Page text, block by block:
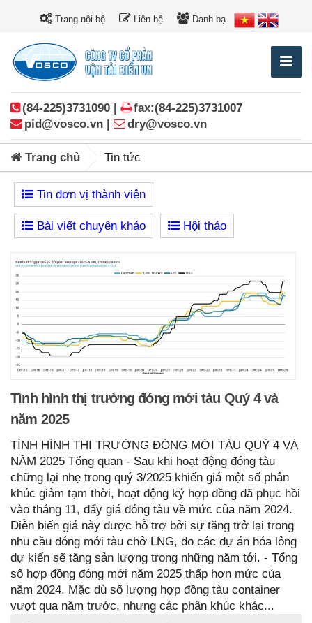
Trang nội bộ Liên hệ Danh bạ
(84-225)3731090 |
fax:(84-225)3731007
pid@vosco.vn |
dry@vosco.vn
Trang chủ Tin tức
Tin đơn vị thành viên
Bài viết chuyên khảo Hội thảo
Tình hình thị trường đóng mới tàu Quý 4 và
năm 2025
TÌNH HÌNH THỊ TRƯỜNG ĐÓNG MỚI TÀU QUÝ 4 VÀ
NĂM 2025 Tổng quan - Sau khi hoạt động đóng tàu
chững lại nhẹ trong quý 3/2025 khiến giá một số phân
khúc giảm tạm thời, hoạt động ký hợp đồng đã phục hồi
vào tháng 11, đẩy giá đóng tàu về mức của năm 2024.
Diễn biến giá này được hỗ trợ bởi sự tăng trở lại trong
nhu cầu đóng mới tàu chở LNG, do các dự án hóa lỏng
dự kiến sẽ tăng sản lượng trong những năm tới. - Tổng
số hợp đồng đóng mới năm 2025 thấp hơn mức của
năm 2024. Mặc dù số lượng hợp đồng tàu container
vượt qua năm trước, nhưng các phân khúc khác...